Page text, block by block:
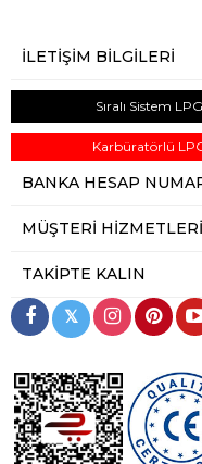
İLETIŞIM BILGILERI
Sıralı Sistem
Karbüratörlü LPG
BANKA HESAP
MÜŞTERI HIZMETLERI
TAKIPTE KALIN
𝕏